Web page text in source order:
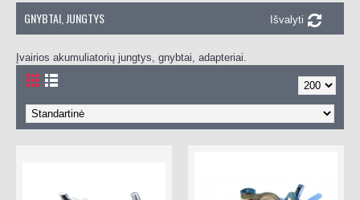
Išvalyti
GNYBTAI, JUNGTYS
Įvairios akumuliatorių jungtys, gnybtai, adapteriai.